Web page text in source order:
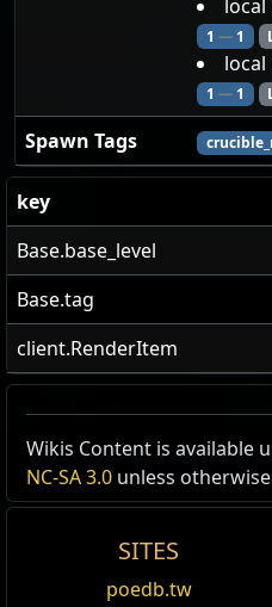
1 —1
1 —1
Spawn Tags
key
Base.base_level
Base.tag
client.RenderItem
Gegenstand Karte
Source
Kristalline Geode
Wikis Content is available
NC-SA 3.0 unless
SITES
poedb.tw